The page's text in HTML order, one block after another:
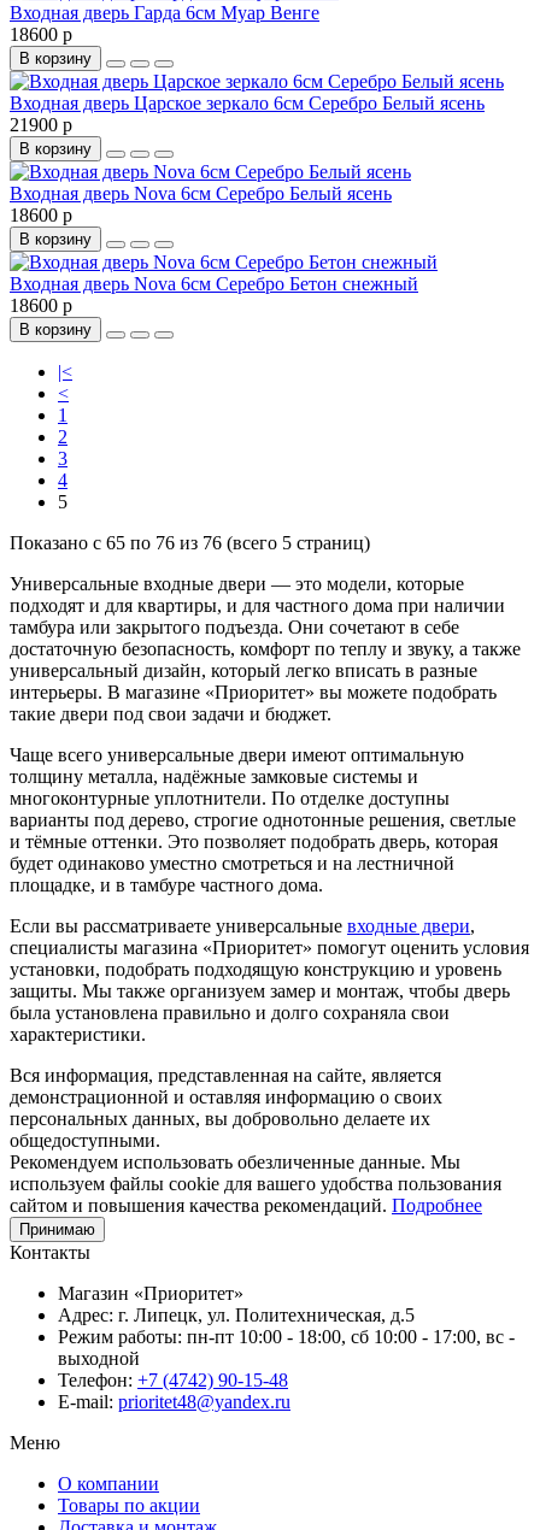
Входная дверь Гарда 6см Муар Венге
18600 р
В корзину
Входная дверь Царское зеркало 6см Серебро Белый ясень
21900 р
В корзину
Входная дверь Nova 6см Серебро Белый ясень
18600 р
В корзину
Входная дверь Nova 6см Серебро Бетон снежный
18600 р
В корзину
|<
<
1
2
3
4
5
Показано с 65 по 76 из 76 (всего 5 страниц)
Универсальные входные двери — это модели, которые
подходят и для квартиры, и для частного дома при наличии
тамбура или закрытого подъезда. Они сочетают в себе
достаточную безопасность, комфорт по теплу и звуку, а также
универсальный дизайн, который легко вписать в разные
интерьеры. В магазине «Приоритет» вы можете подобрать
такие двери под свои задачи и бюджет.
Чаще всего универсальные двери имеют оптимальную
толщину металла, надёжные замковые системы и
многоконтурные уплотнители. По отделке доступны
варианты под дерево, строгие однотонные решения, светлые
и тёмные оттенки. Это позволяет подобрать дверь, которая
будет одинаково уместно смотреться и на лестничной
площадке, и в тамбуре частного дома.
Если вы рассматриваете универсальные входные двери,
специалисты магазина «Приоритет» помогут оценить условия
установки, подобрать подходящую конструкцию и уровень
защиты. Мы также организуем замер и монтаж, чтобы дверь
была установлена правильно и долго сохраняла свои
характеристики.
Вся информация, представленная на сайте, является
демонстрационной и оставляя информацию о своих
персональных данных, вы добровольно делаете их
общедоступными.
Рекомендуем использовать обезличенные данные. Мы
используем файлы cookie для вашего удобства пользования
сайтом и повышения качества рекомендаций. Подробнее
Принимаю
Контакты
Магазин «Приоритет»
Адрес: г. Липецк, ул. Политехническая, д.5
Режим работы: пн-пт 10:00 - 18:00, сб 10:00 - 17:00, вс -
выходной
Телефон: +7 (4742) 90-15-48
E-mail: prioritet48@yandex.ru
Меню
О компании
Товары по акции